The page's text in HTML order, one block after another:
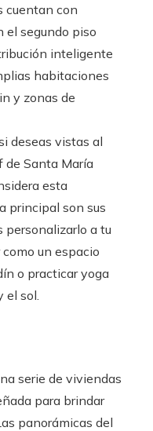
cuentan con
el segundo piso
inteligente
habitaciones
y zonas de
deseas vistas al
de Santa María
esta
principal son sus
personalizarlo a tu
un espacio
o practicar yoga
sol.
serie de viviendas
para brindar
panorámicas del